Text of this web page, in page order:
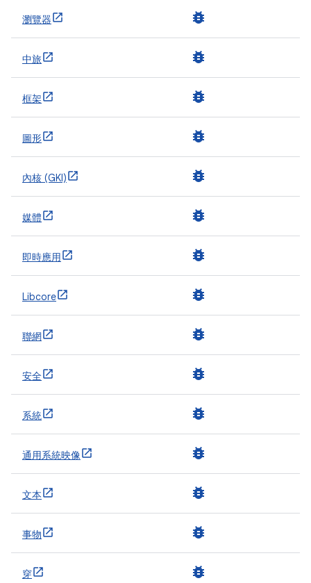
瀏覽器 bug_report
中旅 bug_report
框架 bug_report
圖形 bug_report
內核 (GKI) bug_report
媒體 bug_report
即時應用 bug_report
Libcore bug_report
聯網 bug_report
安全 bug_report
系統 bug_report
通用系統映像 bug_report
文本 bug_report
事物 bug_report
穿 bug_report